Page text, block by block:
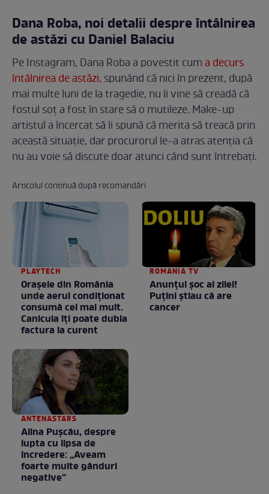
Dana Roba, noi detalii despre întâlnirea
de astăzi cu Daniel Balaciu
Pe Instagram, Dana Roba a povestit cuma decurs
întâlnirea de astăzi, spunând că nici în prezent, după
mai multe luni de la tragedie, nu îi vine să creadă că
fostul soț a fost în stare să o mutileze. Make-up
artistul a încercat să îi spună că merita să treacă prin
această situație, dar procurorul le-a atras atenția că
nu au voie să discute doar atunci când sunt întrebați.
Articolul continuă după recomandări
PLAYTECH
Orașele din România
unde aerul condiționat
consumă cel mai mult.
Canicula îți poate dubla
factura la curent
ROMANIA TV
Anunţul şoc al zilei!
Puţini ştiau că are
cancer
ANTENASTARS
Alina Pușcău, despre
lupta cu lipsa de
încredere: „Aveam
foarte multe gânduri
negative”